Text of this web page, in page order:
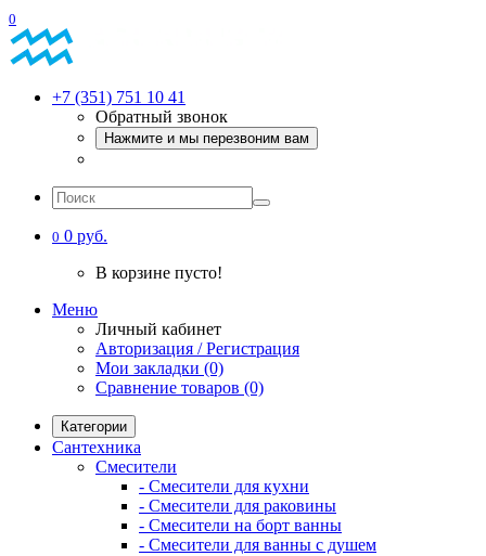
0
+7 (351) 751 10 41
Обратный звонок
Нажмите и мы перезвоним вам
0 0 руб.
В корзине пусто!
Меню
Личный кабинет
Авторизация / Регистрация
Мои закладки (0)
Сравнение товаров (0)
Категории
Сантехника
Смесители
- Смесители для кухни
- Смесители для раковины
- Смесители на борт ванны
- Смесители для ванны с душем